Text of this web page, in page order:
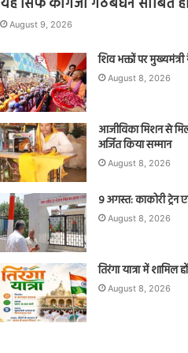
August 9, 2026
शिव भक्तों पर मुख्यमंत्री
August 8, 2026
आजीविका मिशन से
अर्जित किया सम्मान
August 8, 2026
9 अगस्त: काकोरी
August 8, 2026
तिरंगा यात्रा में शामिल
August 8, 2026